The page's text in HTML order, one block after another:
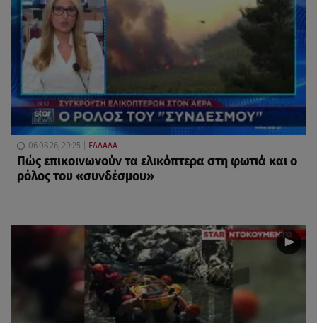
06.08.26, 20:25 ΕΛΛΑΔΑ
Πώς επικοινωνούν τα ελικόπτερα στη φωτιά και ο
ρόλος του «συνδέσμου»